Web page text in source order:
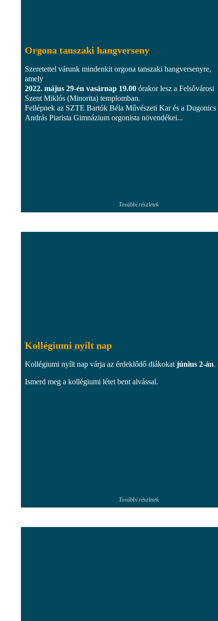
Orgona tanszaki hangverseny
Szeretettel várunk mindenkit orgona tanszaki hangversenyre,
amely
2022. május 29-én vasárnap 19.00 órakor lesz a Felsővárosi
Szent Miklós (Minorita) templomban.
Fellépnek az SZTE Bartók Béla Művészeti Kar és a Dugonics
András Piarista Gimnázium orgonista növendékei...
További részletek
Kollégiumi nyílt nap
Kollégiumi nyílt nap várja az érdeklődő diákokat június 2-án.
Ismerd meg a kollégiumi létet bent alvással.
További részletek